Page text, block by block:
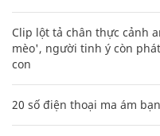
Clip lột tả chân thực cảnh
mèo', người tinh ý còn
con
20 số điện thoại ma ám